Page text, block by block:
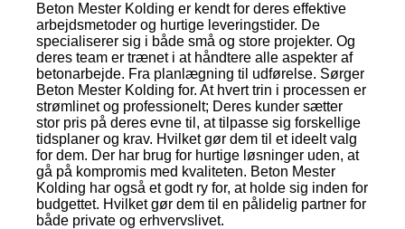
Beton Mester Kolding er kendt for deres effektive
arbejdsmetoder og hurtige leveringstider. De
specialiserer sig i både små og store projekter. Og
deres team er trænet i at håndtere alle aspekter af
betonarbejde. Fra planlægning til udførelse. Sørger
Beton Mester Kolding for. At hvert trin i processen er
strømlinet og professionelt; Deres kunder sætter
stor pris på deres evne til, at tilpasse sig forskellige
tidsplaner og krav. Hvilket gør dem til et ideelt valg
for dem. Der har brug for hurtige løsninger uden, at
gå på kompromis med kvaliteten. Beton Mester
Kolding har også et godt ry for, at holde sig inden for
budgettet. Hvilket gør dem til en pålidelig partner for
både private og erhvervslivet.